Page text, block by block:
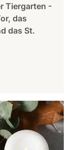
Tiergarten -
das
das St.